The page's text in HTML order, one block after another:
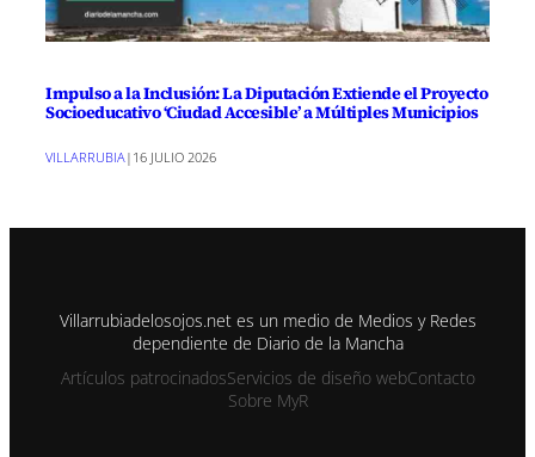
Impulso a la Inclusión: La Diputación Extiende el Proyecto
Socioeducativo ‘Ciudad Accesible’ a Múltiples Municipios
VILLARRUBIA| 16 JULIO 2026
Villarrubiadelosojos.net es un medio de Medios y Redes
dependiente de Diario de la Mancha
Artículos patrocinadosServicios de diseño webContacto
Sobre MyR